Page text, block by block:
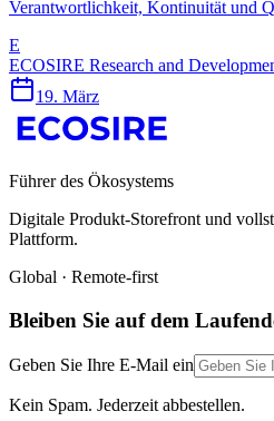
Verantwortlichkeit, Kontinuität und
E
ECOSIRE Research and
19. März
Führer des Ökosystems
Digitale Produkt-Storefront und
Plattform.
Global · Remote-first
Bleiben Sie auf dem
Geben Sie Ihre E-Mail ein
Kein Spam. Jederzeit abbestellen.